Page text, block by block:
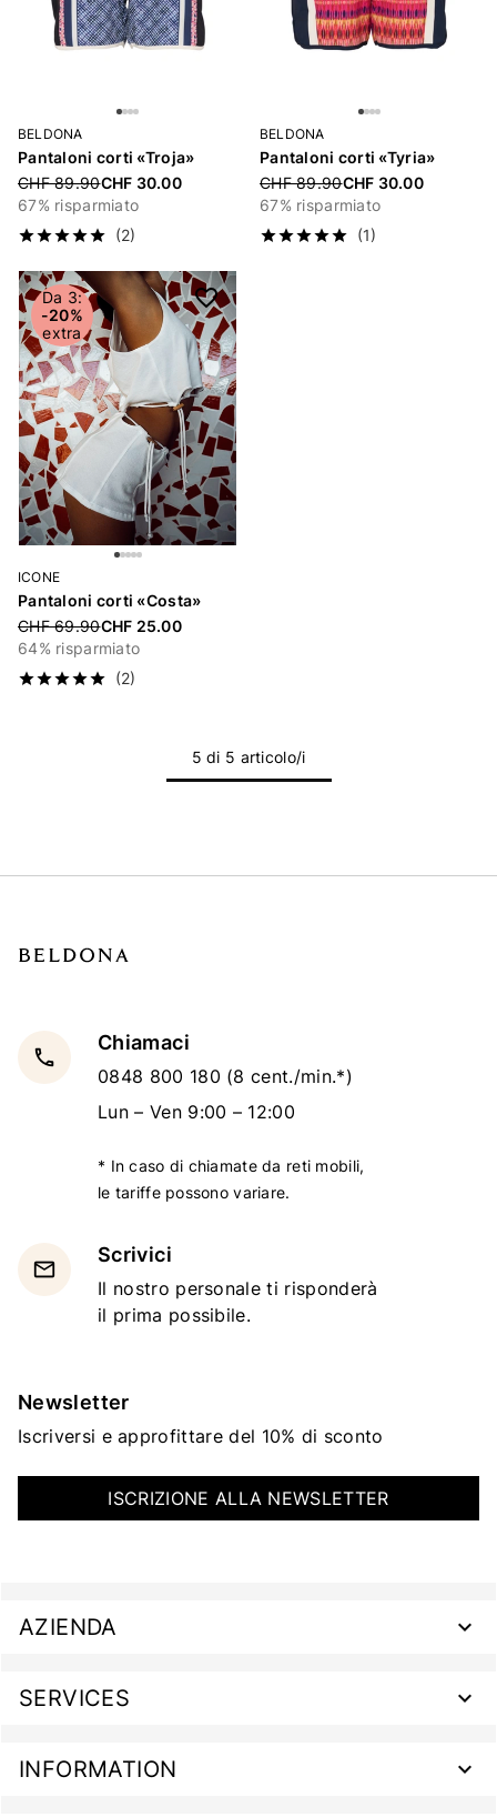
BELDONA
Pantaloni corti «Troja»
Price reduced from
CHF 89.90CHF 30.00
67% risparmiato
(2)
BELDONA
Pantaloni corti «Tyria»
Price reduced from
CHF 89.90CHF 30.00
67% risparmiato
(1)
Da 3:
-20%
extra
ICONE
Pantaloni corti «Costa»
Price reduced from
CHF 69.90CHF 25.00
64% risparmiato
(2)
5 di 5 articolo/i
local_phone
Chiamaci
0848 800 180 (8 cent./min.*)
Lun – Ven 9:00 – 12:00
* In caso di chiamate da reti mobili,
le tariffe possono variare.
email
Scrivici
Il nostro personale ti risponderà
il prima possibile.
Newsletter
Iscriversi e approfittare del 10% di sconto
ISCRIZIONE ALLA NEWSLETTER
AZIENDA
SERVICES
INFORMATION